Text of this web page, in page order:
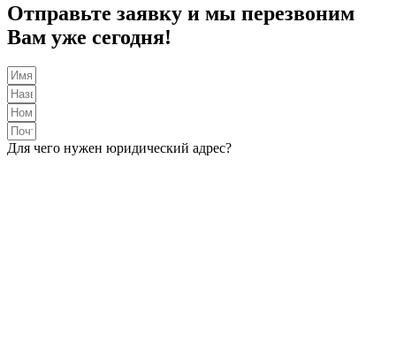
Отправьте заявку и мы перезвоним
Вам уже сегодня!
Для чего нужен юридический адрес?